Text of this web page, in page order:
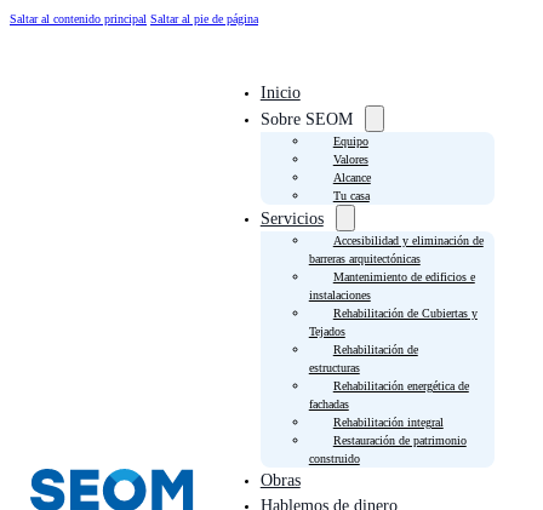
Saltar al contenido principal Saltar al pie de página
Inicio
Sobre SEOM
Equipo
Valores
Alcance
Tu casa
Servicios
Accesibilidad y eliminación de
barreras arquitectónicas
Mantenimiento de edificios e
instalaciones
Rehabilitación de Cubiertas y
Tejados
Rehabilitación de
estructuras
Rehabilitación energética de
fachadas
Rehabilitación integral
Restauración de patrimonio
construido
Obras
Hablemos de dinero